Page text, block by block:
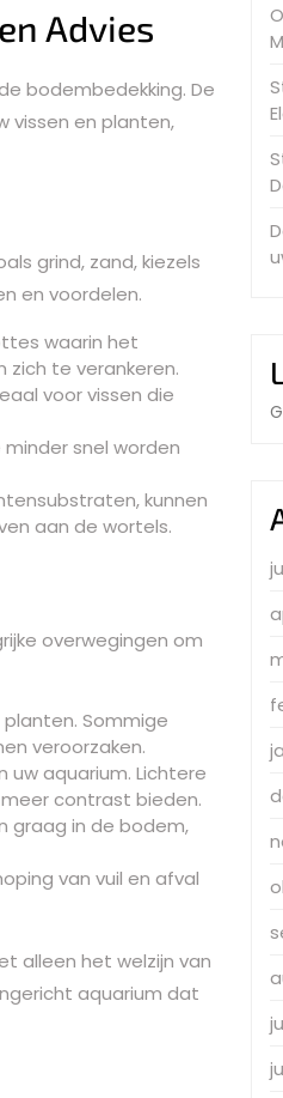
Advies
bodembedekking. De
vissen en planten,
grind, zand, kiezels
en voordelen.
waarin het
te verankeren.
voor vissen die
snel worden
kunnen
aan de wortels.
overwegingen om
Sommige
veroorzaken.
uw aquarium. Lichtere
contrast bieden.
graag in de bodem,
van vuil en afval
alleen het welzijn van
aquarium dat